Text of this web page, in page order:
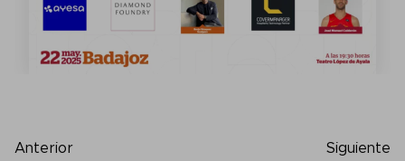
Anterior Siguiente